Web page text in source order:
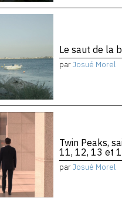
Le saut de la
parJosué Morel
Twin Peaks,
11, 12, 13 et
parJosué Morel